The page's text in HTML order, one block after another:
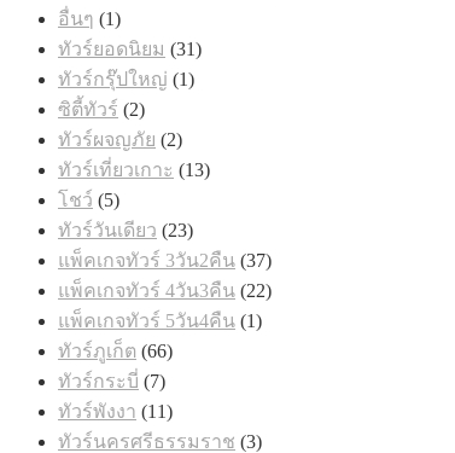
อื่นๆ 11
สินค้า
ทัวร์ยอดนิยม 3131
ทัวร์กรุ๊ปใหญ่ 11
ซิตี้ทัวร์ 22
สินค้า
ทัวร์ผจญภัย 22
สินค้า
ทัวร์เที่ยวเกาะ 1313
โชว์ 55
สินค้า
ทัวร์วันเดียว 2323
สินค้า
แพ็คเกจทัวร์ 3วัน2คืน 3737
สินค้า
แพ็คเกจทัวร์ 4วัน3คืน 2222
แพ็คเกจทัวร์ 5วัน4คืน 11
ทัวร์ภูเก็ต 6666
ทัวร์กระบี่ 77
สินค้า
ทัวร์พังงา 1111
ทัวร์นครศรีธรรมราช 33